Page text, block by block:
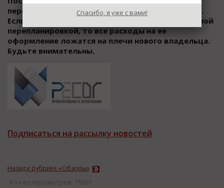
перепланировка будет считаться оформленной.
Если Вам не повезло купить квартиру с незаконной
перепланировкой, то все расходы на ее
оформление ложатся на плечи нового владельца.
Будьте внимательны.
Подписаться на рассылку новостей
Назад к рубрике «Обзоры»
Кол-во просмотров: 15691
Спасибо, я уже с вами!